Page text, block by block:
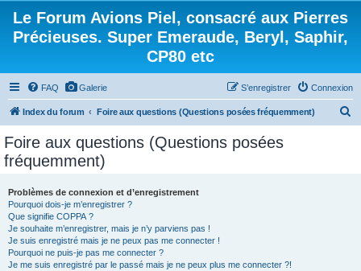
Le Forum Avions Piel, consacré aux Pierres
Précieuses. Super Emeraude, Beryl, Saphir,
CP80 etc
FAQ Galerie Connexion
S’enregistrer
Index du forum Foire aux questions (Questions posées fréquemment)
Foire aux questions (Questions posées
fréquemment)
Problèmes de connexion et d’enregistrement
Pourquoi dois-je m’enregistrer ?
Que signifie COPPA ?
Je souhaite m’enregistrer, mais je n’y parviens pas !
Je suis enregistré mais je ne peux pas me connecter !
Pourquoi ne puis-je pas me connecter ?
Je me suis enregistré par le passé mais je ne peux plus me connecter ?!